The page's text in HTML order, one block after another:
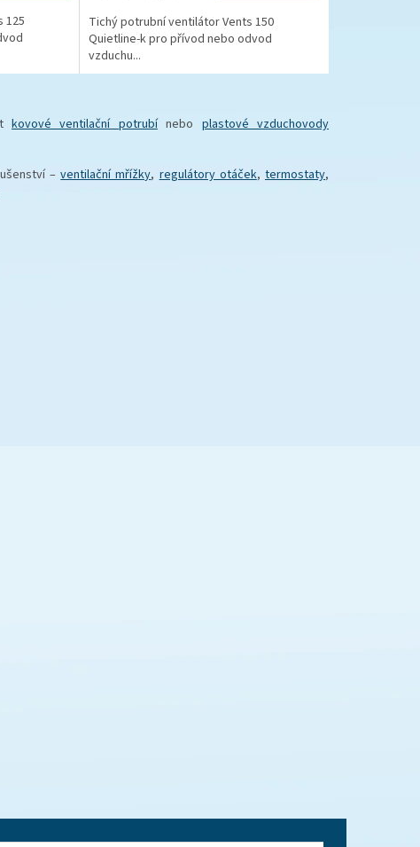
125
Tichý potrubní ventilátor Vents 150
Quietline-k pro přívod nebo odvod
vzduchu...
kovové ventilační potrubínebo plastové vzduchovody
–ventilační mřížky, regulátory otáček, termostaty,